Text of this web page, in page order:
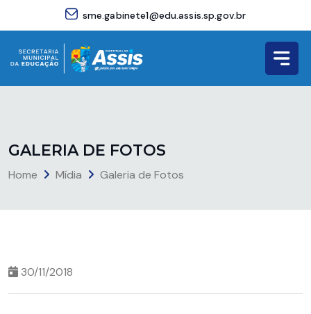
sme.gabinete1@edu.assis.sp.gov.br
GALERIA DE FOTOS
Home Mídia Galeria de Fotos
30/11/2018